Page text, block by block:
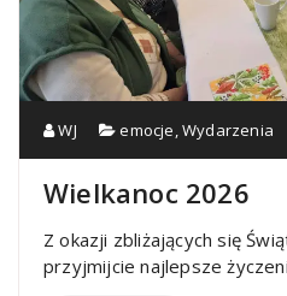
WJ emocje ,Wydarzenia
Wielkanoc 2026
Z okazji zbliżających się
przyjmijcie najlepsze